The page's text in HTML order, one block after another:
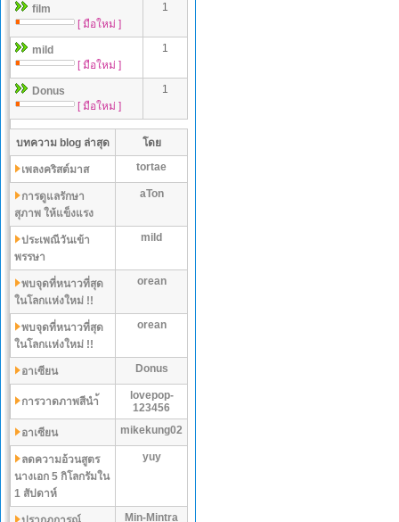
film
[ มือใหม่ ]
1
mild
[ มือใหม่ ]
1
Donus
[ มือใหม่ ]
1
บทความ blog ล่าสุด โดย
เพลงคริสต์มาส tortae
การดูแลรักษา
สุภาพ ให้แข็งแรง
aTon
ประเพณีวันเข้า
พรรษา
mild
พบจุดที่หนาวที่สุด
ในโลกเเห่งใหม่ !!
orean
พบจุดที่หนาวที่สุด
ในโลกเเห่งใหม่ !!
orean
อาเซียน Donus
การวาดภาพสีนำ้
lovepop-
123456
อาเซียน
mikekung02
ลดความอ้วนสูตร
นางเอก 5 กิโลกรัมใน
1 สัปดาห์
yuy
Min-Mintra